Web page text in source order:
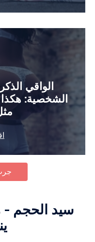
الواقي
الشخصية:
سيد الحجم -